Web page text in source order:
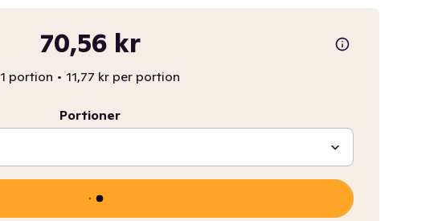
70,56 kr
1 portion • 11,77 kr per portion
Portioner